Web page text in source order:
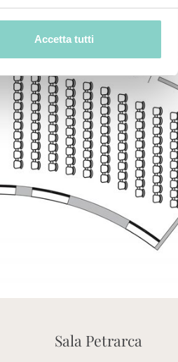
Accetta tutti
Sala Petrarca